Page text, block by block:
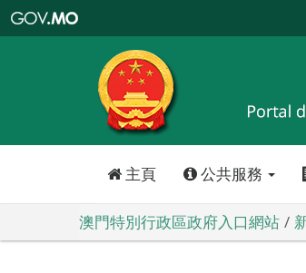
特
政
區
政
口
主頁 公共服務
澳門特別行政區政府入口網站